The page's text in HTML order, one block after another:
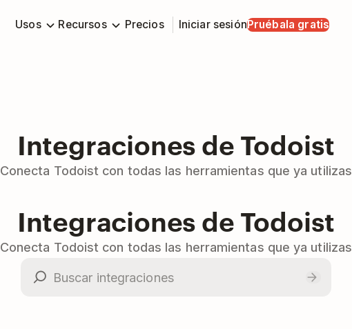
Usos Recursos Precios Iniciar sesiónPruébala gratis
Integraciones de Todoist
Conecta Todoist con todas las herramientas que ya utilizas
Integraciones de Todoist
Conecta Todoist con todas las herramientas que ya utilizas